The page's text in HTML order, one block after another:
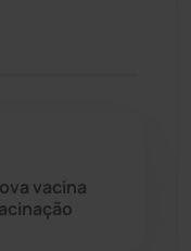
vacina